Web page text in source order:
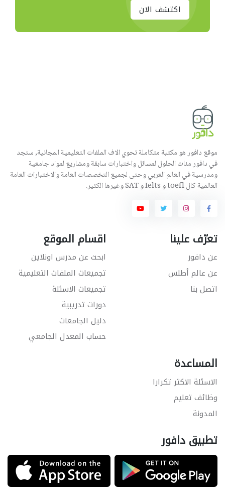
اكتشف الان
موقع دافور هو مكتبة متكاملة تحوي الاف الملفات التعليمية المجانية, ستجد
في دافور مئات الحلول لمسائل واختبارات سابقة ومشاريع لمواد جامعية
ومدرسية في العالم العربي وحتى لجميع التخصصات العامة والاختبارات العامة
العالمية كال toefl و Ielts و SAT وغيرها الكثير.
تعرّف علينا
عن دافور
عن عالم أطلس
اتصل بنا
اقسام الموقع
ابحث عن مدرس اونلاين
تجميعات الملفات التعليمية
تجميعات الاسئلة
دورات تدريبية
دليل الجامعات
حساب المعدل الجامعي
المساعدة
الاسئلة الاكثر تكرارا
وظائف تعليم
المدونة
تطبيق دافور